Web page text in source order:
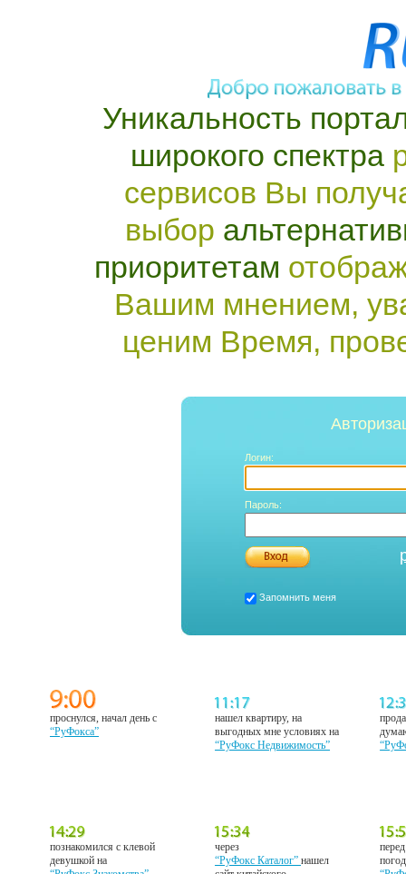
Уникальность
широкого спектра
сервисов Вы
выбор
приоритетам
Вашим мнением,
ценим Время,
Логин:
Пароль:
Запомнить меня
проснулся, начал день с
“РуФокса”
нашел квартиру, на
выгодных мне условиях на
“РуФокс Недвижимость”
познакомился с клевой
девушкой на
через
“РуФокс Каталог”нашел